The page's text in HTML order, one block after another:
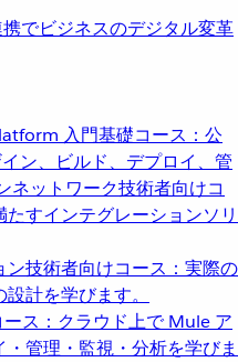
でビジネスのデジタル変革
入門基礎コース：公
ン、ビルド、デプロイ、管
ネットワーク技術者向けコ
すインテグレーションソリ
ン技術者向けコース：実際の
計を学びます。
ス：クラウド上で Mule ア
管理・監視・分析を学びま